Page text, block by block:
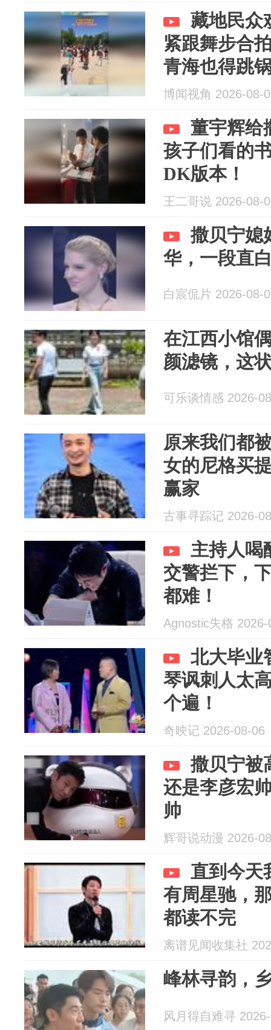
藏地民众
紧跟舞步合
青海也得跳
博闻视角 2026-08-
董宇辉给
孩子们看的
DK版本！
王二哥说 2026-08-
撒贝宁媳
华，一段直
白宸侃片 2026-08-
在江西小馆
颜滤镜，这
可乐谈情感 2026-
原来我们都
女的尼格买
赢家
古事寻踪记 2026-
主持人喝
交警拦下，
都难！
Agnostic失格 2026-
北大毕业
琴讽刺人太
个遍！
奇映记 2026-08-06
撒贝宁被
还是李彦宏
帅
辉哥说动漫 2026-
直到今天
有周星驰，
都读不完
离谱见闻收集社
峰林寻韵，
风月得自难寻